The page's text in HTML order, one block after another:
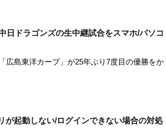
日ドラゴンズの生中継試合をスマホ/パソコ
広島東洋カープ」が25年ぶり7度目の優勝をか
が起動しない/ログインできない場合の対処